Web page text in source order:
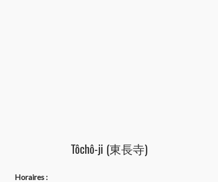
Tôchô-ji (東長寺)
Horaires :